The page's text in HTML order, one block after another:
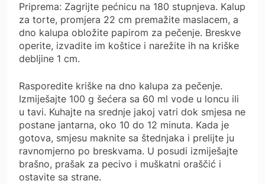
Priprema: Zagrijte pećnicu na 180 stupnjeva. Kalup
za torte, promjera 22 cm premažite maslacem, a
dno kalupa obložite papirom za pečenje. Breskve
operite, izvadite im koštice i narežite ih na kriške
debljine 1 cm.
Rasporedite kriške na dno kalupa za pečenje.
Izmiješajte 100 g šećera sa 60 ml vode u loncu ili
u tavi. Kuhajte na srednje jakoj vatri dok smjesa ne
postane jantarna, oko 10 do 12 minuta. Kada je
gotova, smjesu maknite sa štednjaka i prelijte ju
ravnomjerno po breskvama. U posudi izmiješajte
brašno, prašak za pecivo i muškatni oraščić i
ostavite sa strane.